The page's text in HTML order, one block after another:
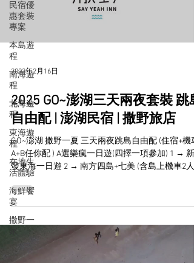
民宿優
惠套裝
專案
本島遊
程
南海遊
程
北海遊
程
東海遊
程
在地生
活體驗
海鮮饗
宴
撒野一
2023年2月16日
2025 GO~澎湖三天兩夜套裝 跳島
自由配 | 澎湖民宿 | 撒野旅店
GO~澎湖 撒野一夏 三天兩夜跳島自由配 (住宿+機
A+B任你配 ) A選樂瘋一日遊(四擇一項參加) 1 → 新
發東海一日遊 2 → 南方四島+七美 (含島上機車2人/
台) (可加價$300/人浮潛) 3 → 本島獨木舟跨島 + 本